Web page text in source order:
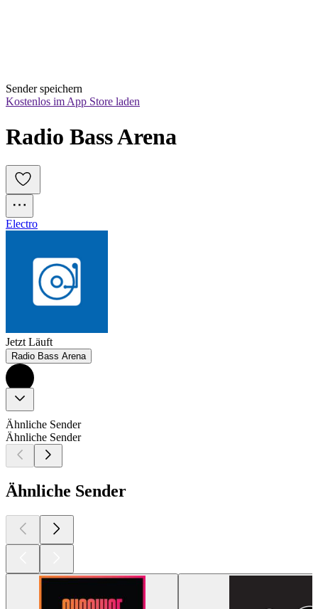
Sender speichern
Kostenlos im App Store laden
Radio Bass Arena
Electro
Jetzt Läuft
Radio Bass Arena
Ähnliche Sender
Ähnliche Sender
Ähnliche Sender